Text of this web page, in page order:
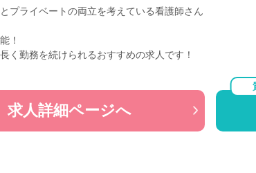
プライベートの両立を考えている看護師さん
！
く勤務を続けられるおすすめの求人です！
求人詳細ページへ